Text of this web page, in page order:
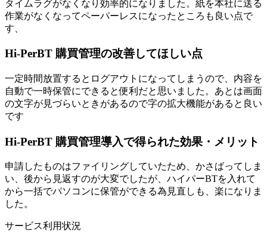
タイムラグがなくなり効率的になりました。紙を本社に送る
作業がなくなってペーパーレスになったところも良い点で
す、
Hi-PerBT 購買管理の改善してほしい点
一定時間放置するとログアウトになってしまうので、内容を
自動で一時保管にできると便利だと思いました。あとは画面
の文字が見づらいときがあるので字の拡大機能があると良い
です
Hi-PerBT 購買管理導入で得られた効果・メリット
申請したものはファイリングしていたため、かさばってしま
い、後から見返すのが大変でしたが、ハイパーBTを入れて
から一括でパソコンに保管ができる為見直しも、楽になりま
した。
サービス利用状況